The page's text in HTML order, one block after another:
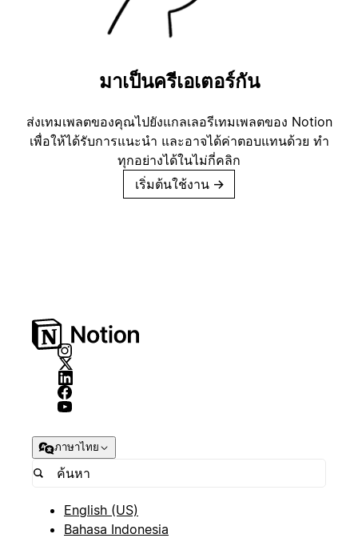
มาเป็นครีเอเตอร์กัน
ส่งเทมเพลตของคุณไปยังแกลเลอรีเทมเพลตของ Notion
เพื่อให้ได้รับการแนะนำ และอาจได้ค่าตอบแทนด้วย ทำ
ทุกอย่างได้ในไม่กี่คลิก
เริ่มต้นใช้งาน →
ภาษาไทย
English (US)
Bahasa Indonesia